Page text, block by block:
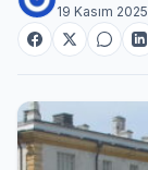
19 Kasım 2025